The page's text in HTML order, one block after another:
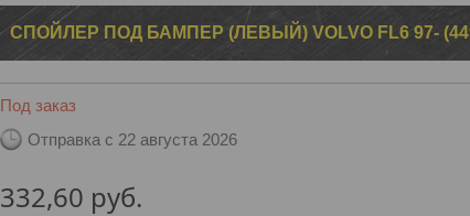
СПОЙЛЕР ПОД БАМПЕР (ЛЕВЫЙ) VOLVO FL6 97-
Под заказ
Отправка с 22 августа 2026
332,60 руб.